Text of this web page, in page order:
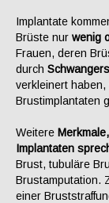
Implantate
Brüste nur wenig
Frauen, deren
durch
verkleinert
Brustimplantaten
Weitere
Implantaten
Brust, tubuläre
Brustamputation.
einer